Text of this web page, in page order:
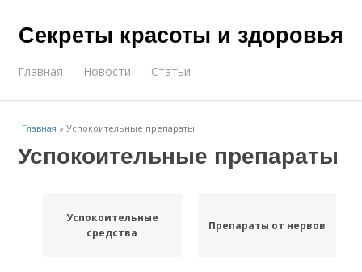
Секреты красоты и здоровья
Главная Новости Статьи
Главная »Успокоительные препараты
Успокоительные препараты
Успокоительные
средства
Препараты от нервов